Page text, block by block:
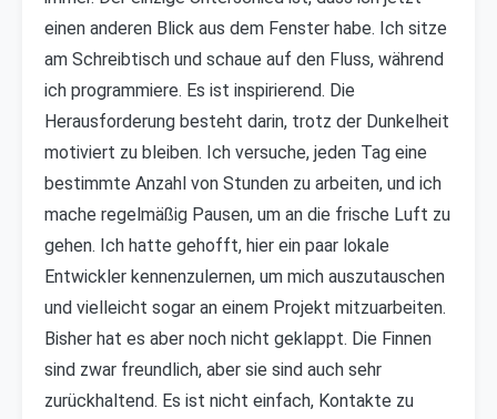
einen anderen Blick aus dem Fenster habe. Ich sitze
am Schreibtisch und schaue auf den Fluss, während
ich programmiere. Es ist inspirierend. Die
Herausforderung besteht darin, trotz der Dunkelheit
motiviert zu bleiben. Ich versuche, jeden Tag eine
bestimmte Anzahl von Stunden zu arbeiten, und ich
mache regelmäßig Pausen, um an die frische Luft zu
gehen. Ich hatte gehofft, hier ein paar lokale
Entwickler kennenzulernen, um mich auszutauschen
und vielleicht sogar an einem Projekt mitzuarbeiten.
Bisher hat es aber noch nicht geklappt. Die Finnen
sind zwar freundlich, aber sie sind auch sehr
zurückhaltend. Es ist nicht einfach, Kontakte zu